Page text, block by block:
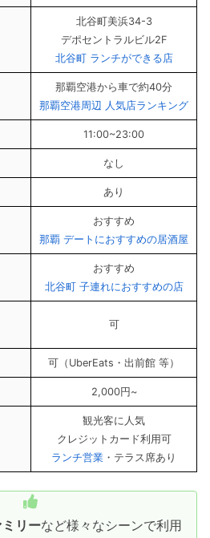
北谷町美浜34-3
デポセントラルビル2F
北谷町 ランチができる店
那覇空港から車で約40分
那覇空港周辺 人気店ランキング
11:00~23:00
なし
あり
おすすめ
那覇 デートにおすすめの居酒屋
おすすめ
北谷町 子連れにおすすめの店
可
可（UberEats・出前館 等）
2,000円~
観光客に人気
クレジットカード利用可
ランチ営業 ・テラス席あり
リーなど様々なシーンで利用